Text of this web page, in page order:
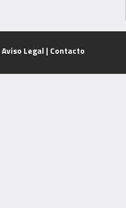
Aviso Legal | Contacto